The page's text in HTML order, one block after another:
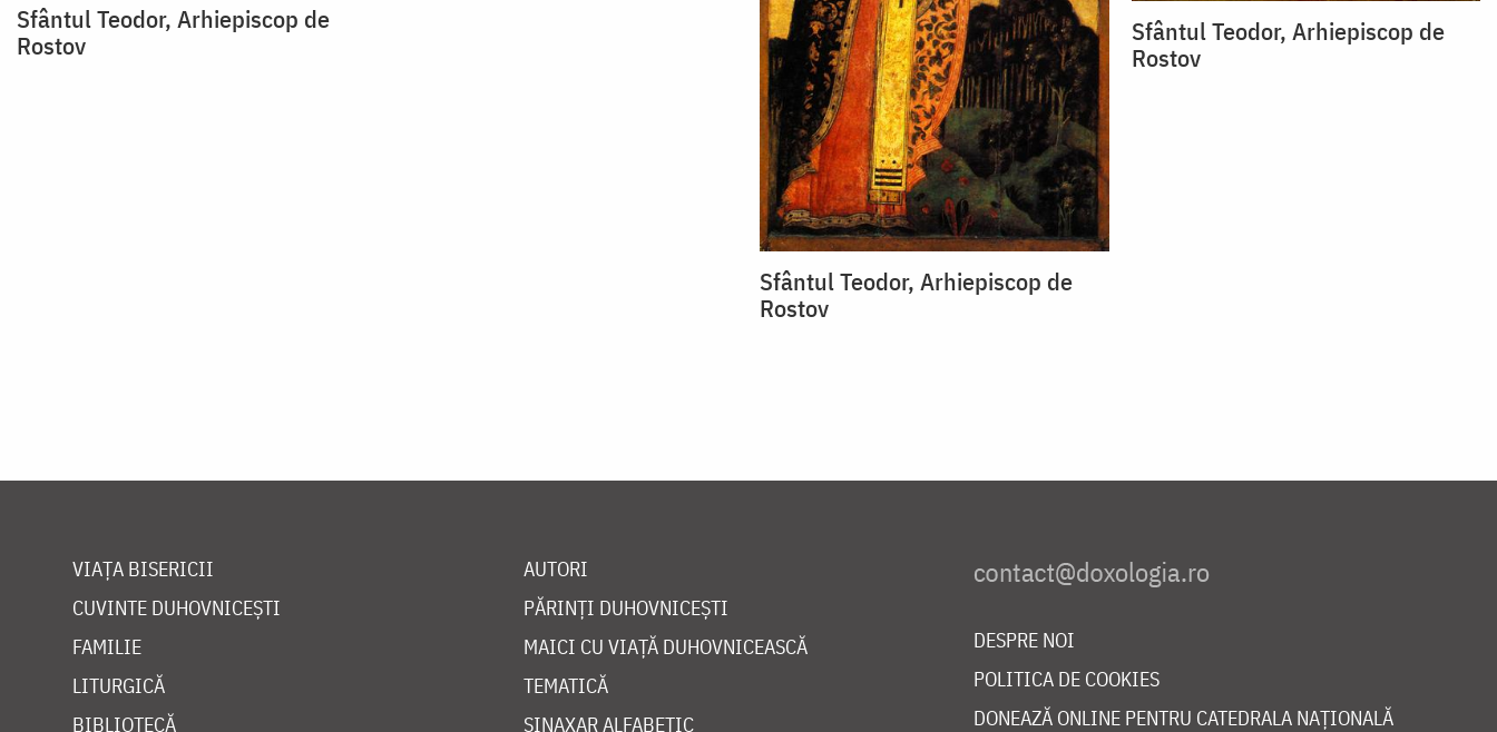
Sfântul Teodor, Arhiepiscop de
Rostov
Sfântul Teodor, Arhiepiscop de
Rostov
Sfântul Teodor, Arhiepiscop de
Rostov
VIAȚA BISERICII
CUVINTE DUHOVNICEȘTI
FAMILIE
LITURGICĂ
BIBLIOTECĂ
AUTORI
PĂRINȚI DUHOVNICEȘTI
MAICI CU VIAȚĂ DUHOVNICEASCĂ
TEMATICĂ
SINAXAR ALFABETIC
DESPRE NOI
POLITICA DE COOKIES
DONEAZĂ ONLINE PENTRU CATEDRALA NAȚIONALĂ